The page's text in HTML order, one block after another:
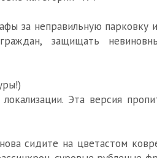
за неправильную
защищать
Эта версия
сидите на цветастом